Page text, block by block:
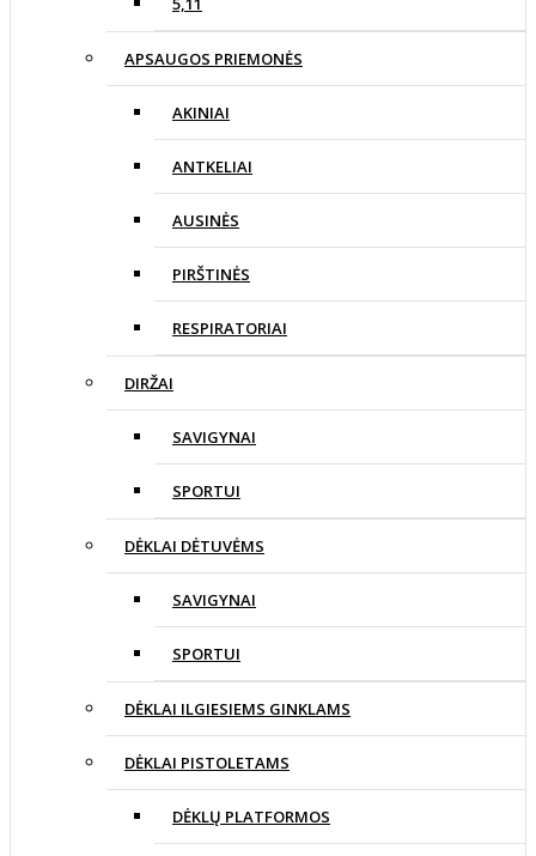
APSAUGOS PRIEMONĖS
AKINIAI
ANTKELIAI
AUSINĖS
PIRŠTINĖS
RESPIRATORIAI
DIRŽAI
SAVIGYNAI
SPORTUI
DĖKLAI DĖTUVĖMS
SAVIGYNAI
SPORTUI
DĖKLAI ILGIESIEMS GINKLAMS
DĖKLAI PISTOLETAMS
DĖKLŲ PLATFORMOS